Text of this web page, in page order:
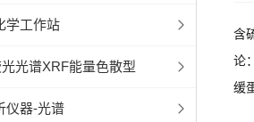
学工作站
光谱XRF能量色散型
仪器-光谱
含
论
缓